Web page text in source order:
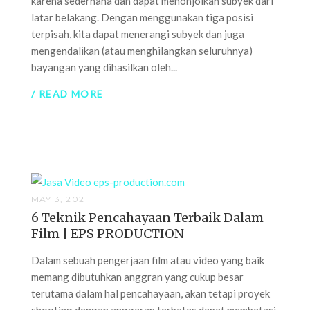
latar belakang. Dengan menggunakan tiga posisi
terpisah, kita dapat menerangi subyek dan juga
mengendalikan (atau menghilangkan seluruhnya)
bayangan yang dihasilkan oleh...
/ READ MORE
MAY 3, 2021
6 Teknik Pencahayaan Terbaik Dalam
Film | EPS PRODUCTION
Dalam sebuah pengerjaan film atau video yang baik
memang dibutuhkan anggran yang cukup besar
terutama dalam hal pencahayaan, akan tetapi proyek